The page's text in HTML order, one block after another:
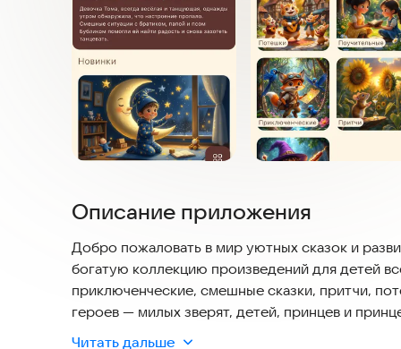
Описание приложения
Добро пожаловать в мир уютных сказок и
богатую коллекцию произведений для детей
приключенческие, смешные сказки, притчи,
героев — милых зверят, детей, принцев и
динозавров, птиц и морских обитателей.
Читать дальше